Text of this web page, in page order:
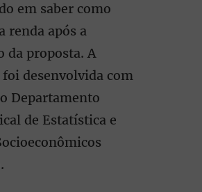
em saber como
renda após a
da proposta. A
desenvolvida com
Departamento
de Estatística e